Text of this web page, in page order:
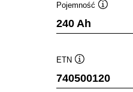
Pojemność
240 Ah
ETN
740500120